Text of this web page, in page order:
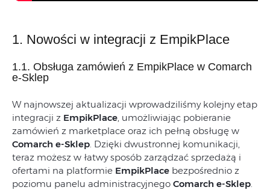
1. Nowości w integracji z EmpikPlace
1.1. Obsługa zamówień z EmpikPlace w Comarch
e-Sklep
W najnowszej aktualizacji wprowadziliśmy kolejny etap
integracji z EmpikPlace, umożliwiając pobieranie
zamówień z marketplace oraz ich pełną obsługę w
Comarch e-Sklep. Dzięki dwustronnej komunikacji,
teraz możesz w łatwy sposób zarządzać sprzedażą i
ofertami na platformie EmpikPlace bezpośrednio z
poziomu panelu administracyjnego Comarch e-Sklep.